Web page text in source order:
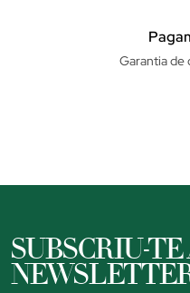
Garantia de
SUBSCRIU-